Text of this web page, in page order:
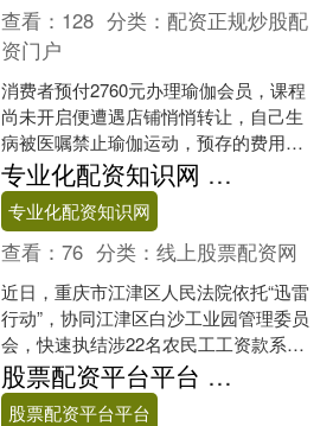
查看： 128 分类：配资正规炒股配
资门户
消费者预付2760元办理瑜伽会员，课程
尚未开启便遭遇店铺悄悄转让，自己生
病被医嘱禁止瑜伽运动，预存的费用还
能要回来吗？前不久，二审法院维持了
重庆市铜梁区人民法院....
专业化配资知识网 重庆市江津区人民法院为22名农民工追讨欠薪14万余元
专业化配资知识网
查看：76 分类：线上股票配资网
近日，重庆市江津区人民法院依托“迅雷
行动”，协同江津区白沙工业园管理委员
会，快速执结涉22名农民工工资款系列
案件，成功追讨欠薪14万余元，有力维
护了劳动者合法权....
股票配资平台平台 用艺术为儿童穿上安全铠甲，这家检察院发布原创防性侵儿歌
股票配资平台平台